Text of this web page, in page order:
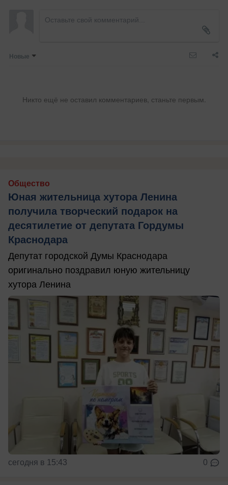
Новые
Никто ещё не оставил комментариев, станьте первым.
Общество
Юная жительница хутора Ленина
получила творческий подарок на
десятилетие от депутата Гордумы
Краснодара
Депутат городской Думы Краснодара
оригинально поздравил юную жительницу
хутора Ленина
сегодня в 15:43 0